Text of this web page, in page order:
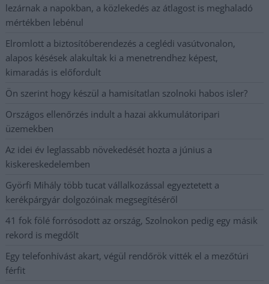
lezárnak a napokban, a közlekedés az átlagost is meghaladó
mértékben lebénul
Elromlott a biztosítóberendezés a ceglédi vasútvonalon,
alapos késések alakultak ki a menetrendhez képest,
kimaradás is előfordult
Ön szerint hogy készül a hamisítatlan szolnoki habos isler?
Országos ellenőrzés indult a hazai akkumulátoripari
üzemekben
Az idei év leglassabb növekedését hozta a június a
kiskereskedelemben
Györfi Mihály több tucat vállalkozással egyeztetett a
kerékpárgyár dolgozóinak megsegítéséről
41 fok fölé forrósodott az ország, Szolnokon pedig egy másik
rekord is megdőlt
Egy telefonhívást akart, végül rendőrök vitték el a mezőtúri
férfit